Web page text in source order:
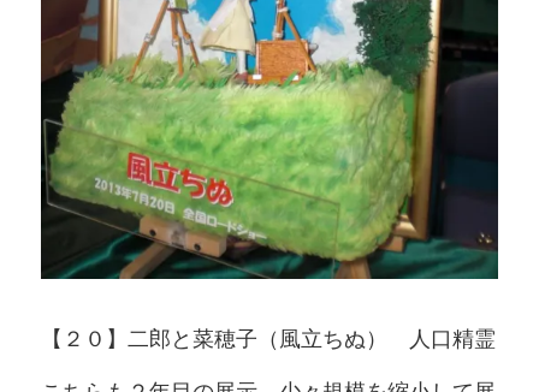
【２０】二郎と菜穂子（風立ちぬ） 人口精霊